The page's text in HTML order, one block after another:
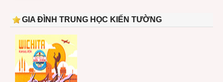
GIA ĐÌNH TRUNG HỌC KIẾN TƯỜNG